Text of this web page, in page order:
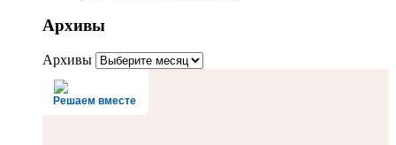
Архивы
Архивы
Решаем вместе